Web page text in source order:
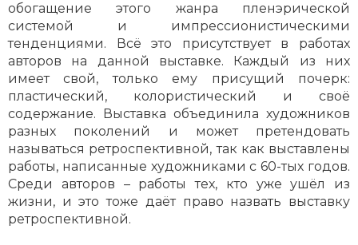
обогащение этого жанра пленэрической
системой и импрессионистическими
тенденциями. Всё это присутствует в работах
авторов на данной выставке. Каждый из них
имеет свой, только ему присущий почерк:
пластический, колористический и своё
содержание. Выставка объединила художников
разных поколений и может претендовать
называться ретроспективной, так как выставлены
работы, написанные художниками с 60-тых годов.
Среди авторов – работы тех, кто уже ушёл из
жизни, и это тоже даёт право назвать выставку
ретроспективной.